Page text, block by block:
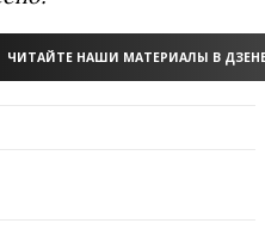
ЧИТАЙТЕ НАШИ МАТЕРИАЛЫ В